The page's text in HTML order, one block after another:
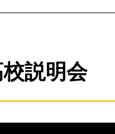
説明会